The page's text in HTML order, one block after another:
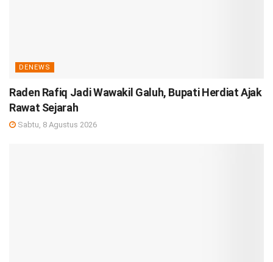
DENEWS
Raden Rafiq Jadi Wawakil Galuh, Bupati Herdiat Ajak
Rawat Sejarah
Sabtu, 8 Agustus 2026